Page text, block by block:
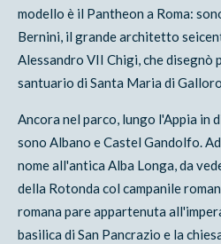
modello è il Pantheon a Roma:
Bernini, il grande architetto
Alessandro VII Chigi, che disegnò
santuario di Santa Maria di
Ancora nel parco, lungo l'Appia in
sono Albano e Castel Gandolfo.
nome all'antica Alba Longa, da
della Rotonda col campanile
romana pare appartenuta
basilica di San Pancrazio e la